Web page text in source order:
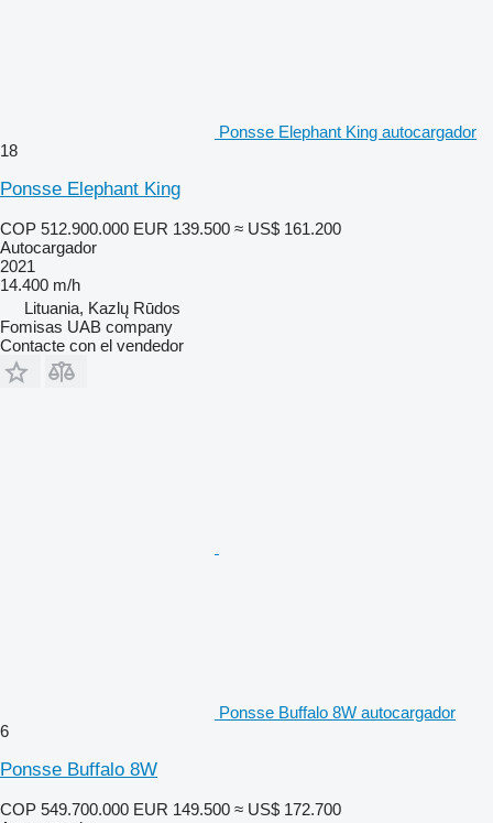
Ponsse Elephant King autocargador
18
Ponsse Elephant King
COP 512.900.000 EUR 139.500 ≈ US$ 161.200
Autocargador
2021
14.400 m/h
Lituania, Kazlų Rūdos
Fomisas UAB company
Contacte con el vendedor
Ponsse Buffalo 8W autocargador
6
Ponsse Buffalo 8W
COP 549.700.000 EUR 149.500 ≈ US$ 172.700